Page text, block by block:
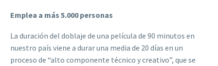
Emplea a más 5.000 personas
La duración del doblaje de una película de 90 minutos en
nuestro país viene a durar una media de 20 días en un
proceso de “alto componente técnico y creativo”, que se